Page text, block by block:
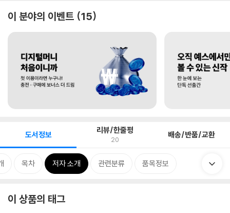
이 분야의 이벤트 15
도서정보 리뷰/한줄평
20 배송/반품/교환
목차 저자 소개 관련분류 품목정보
이 상품의 태그